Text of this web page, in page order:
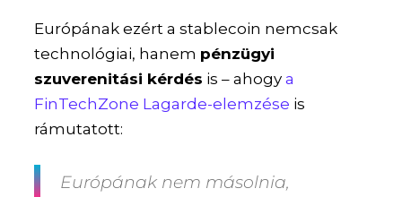
Európának ezért a stablecoin nemcsak
technológiai, hanem pénzügyi
szuverenitási kérdés is – ahogya
FinTechZone Lagarde-elemzése is
rámutatott:
Európának nem másolnia,